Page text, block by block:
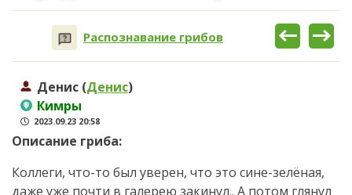
Распознавание грибов
Денис (Денис)
Кимры
2023.09.23 20:58
Описание гриба:
Коллеги, что-то был уверен, что это сине-зелёная,
даже уже почти в галерею закинул.. А потом глянул